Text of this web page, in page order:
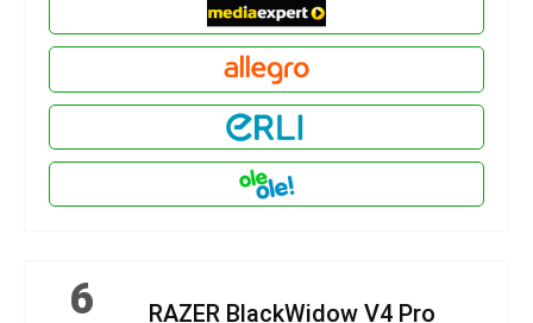
6 RAZER BlackWidow V4 Pro